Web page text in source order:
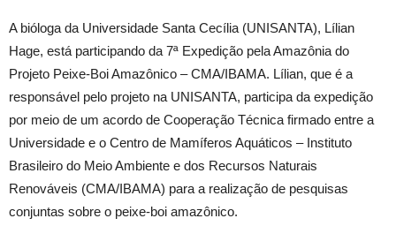
A bióloga da Universidade Santa Cecília (UNISANTA), Lílian
Hage, está participando da 7ª Expedição pela Amazônia do
Projeto Peixe-Boi Amazônico – CMA/IBAMA. Lílian, que é a
responsável pelo projeto na UNISANTA, participa da expedição
por meio de um acordo de Cooperação Técnica firmado entre a
Universidade e o Centro de Mamíferos Aquáticos – Instituto
Brasileiro do Meio Ambiente e dos Recursos Naturais
Renováveis (CMA/IBAMA) para a realização de pesquisas
conjuntas sobre o peixe-boi amazônico.